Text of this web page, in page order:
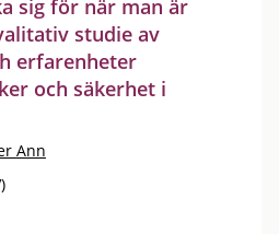
sig för när man är
studie av
erfarenheter
och säkerhet i
Ann